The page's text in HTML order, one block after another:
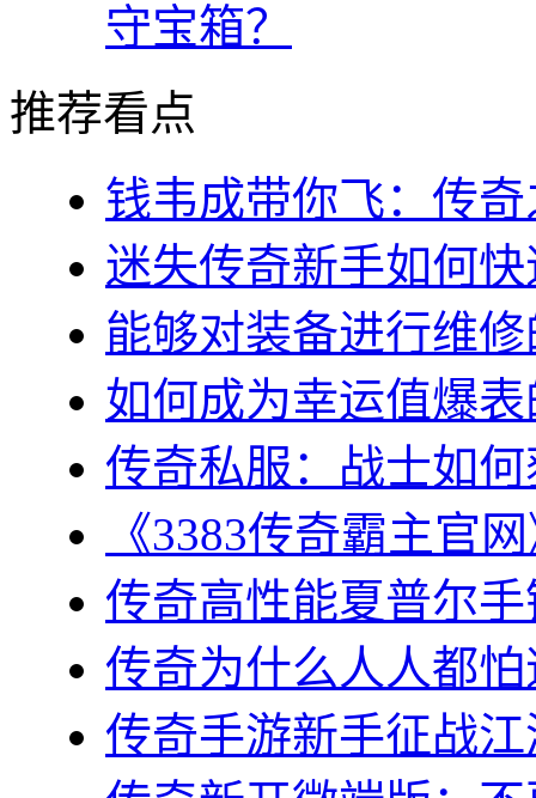
守宝箱？
推荐看点
钱韦成带你飞：传
迷失传奇新手如何
能够对装备进行维
如何成为幸运值爆
传奇私服：战士如
《3383传奇霸主官
传奇高性能夏普尔
传奇为什么人人都
传奇手游新手征战